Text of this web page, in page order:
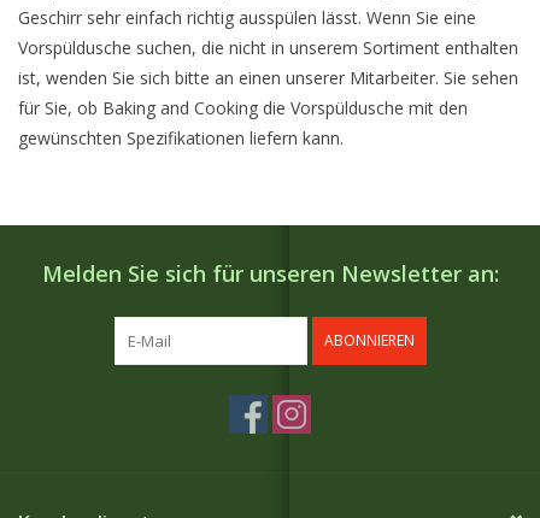
Geschirr sehr einfach richtig ausspülen lässt. Wenn Sie eine
Vorspüldusche suchen, die nicht in unserem Sortiment enthalten
ist, wenden Sie sich bitte an einen unserer Mitarbeiter. Sie sehen
für Sie, ob Baking and Cooking die Vorspüldusche mit den
gewünschten Spezifikationen liefern kann.
Melden Sie sich für unseren Newsletter an:
ABONNIEREN